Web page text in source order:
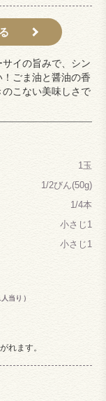
イの旨みで、シン
ごま油と醤油の香
こない美味しさで
1玉
1/2びん(50g)
1/4本
小さじ1
小さじ1
当り）
れます。